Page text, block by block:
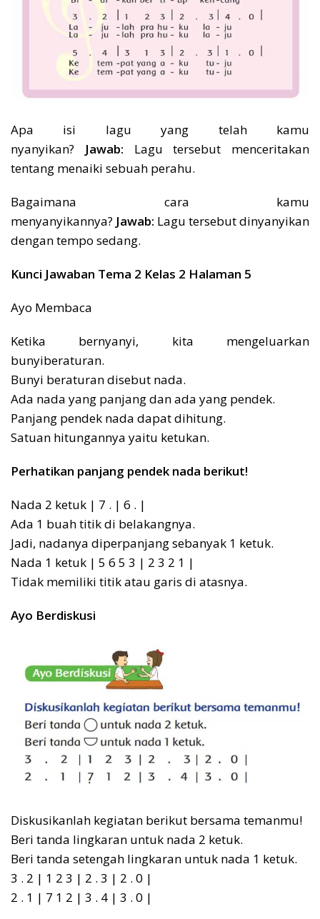
Apa isi lagu yang telah kamu
nyanyikan? Jawab: Lagu tersebut menceritakan
tentang menaiki sebuah perahu.
Bagaimana cara kamu
menyanyikannya? Jawab: Lagu tersebut dinyanyikan
dengan tempo sedang.
Kunci Jawaban Tema 2 Kelas 2 Halaman 5
Ayo Membaca
Ketika bernyanyi, kita mengeluarkan
bunyiberaturan.
Bunyi beraturan disebut nada.
Ada nada yang panjang dan ada yang pendek.
Panjang pendek nada dapat dihitung.
Satuan hitungannya yaitu ketukan.
Perhatikan panjang pendek nada berikut!
Nada 2 ketuk | 7 . | 6 . |
Ada 1 buah titik di belakangnya.
Jadi, nadanya diperpanjang sebanyak 1 ketuk.
Nada 1 ketuk | 5 6 5 3 | 2 3 2 1 |
Tidak memiliki titik atau garis di atasnya.
Ayo Berdiskusi
Diskusikanlah kegiatan berikut bersama temanmu!
Beri tanda lingkaran untuk nada 2 ketuk.
Beri tanda setengah lingkaran untuk nada 1 ketuk.
3 . 2 | 1 2 3 | 2 . 3 | 2 . 0 |
2 . 1 | 7 1 2 | 3 . 4 | 3 . 0 |